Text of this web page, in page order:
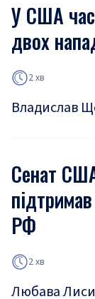
У США
двох
2 хв
Владислав
Сенат
РФ
2 хв
Любава